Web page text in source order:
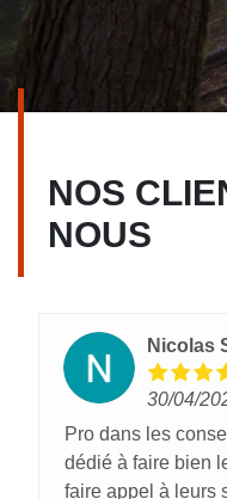
NOS
NOUS
Nicolas
30/04/
Pro dans les
dédié à faire bien
faire appel à leurs